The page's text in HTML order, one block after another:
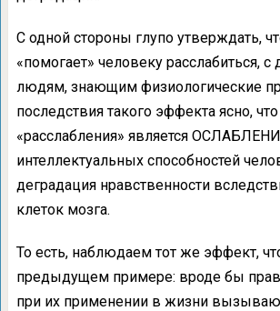
С одной стороны глупо утверждать,
«помогает» человеку расслабиться, с
людям, знающим физиологические
последствия такого эффекта ясно,
«расслабления» является
интеллектуальных способностей
деградация нравственности
клеток мозга.
То есть, наблюдаем тот же эффект,
предыдущем примере: вроде бы
при их применении в жизни